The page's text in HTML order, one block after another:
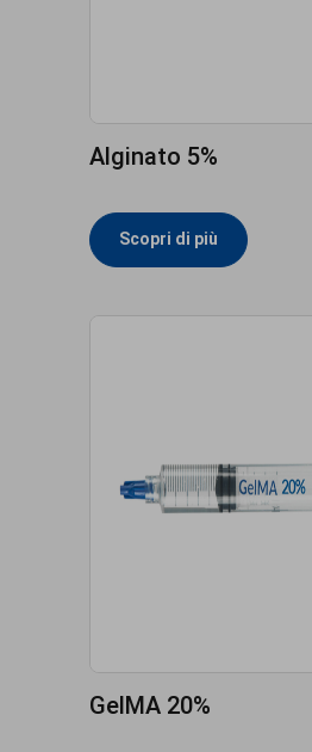
Alginato 5%
Scopri di più
GelMA 20%